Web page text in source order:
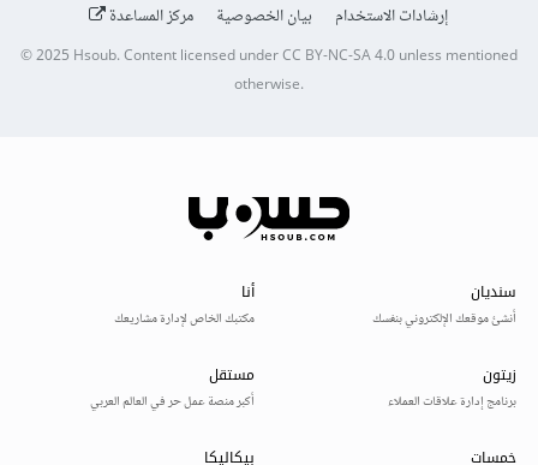
إرشادات الاستخدام
بيان الخصوصية مركز المساعدة
© 2025Hsoub.Content licensed underCC BY-NC-SA 4.0unless mentioned
otherwise.